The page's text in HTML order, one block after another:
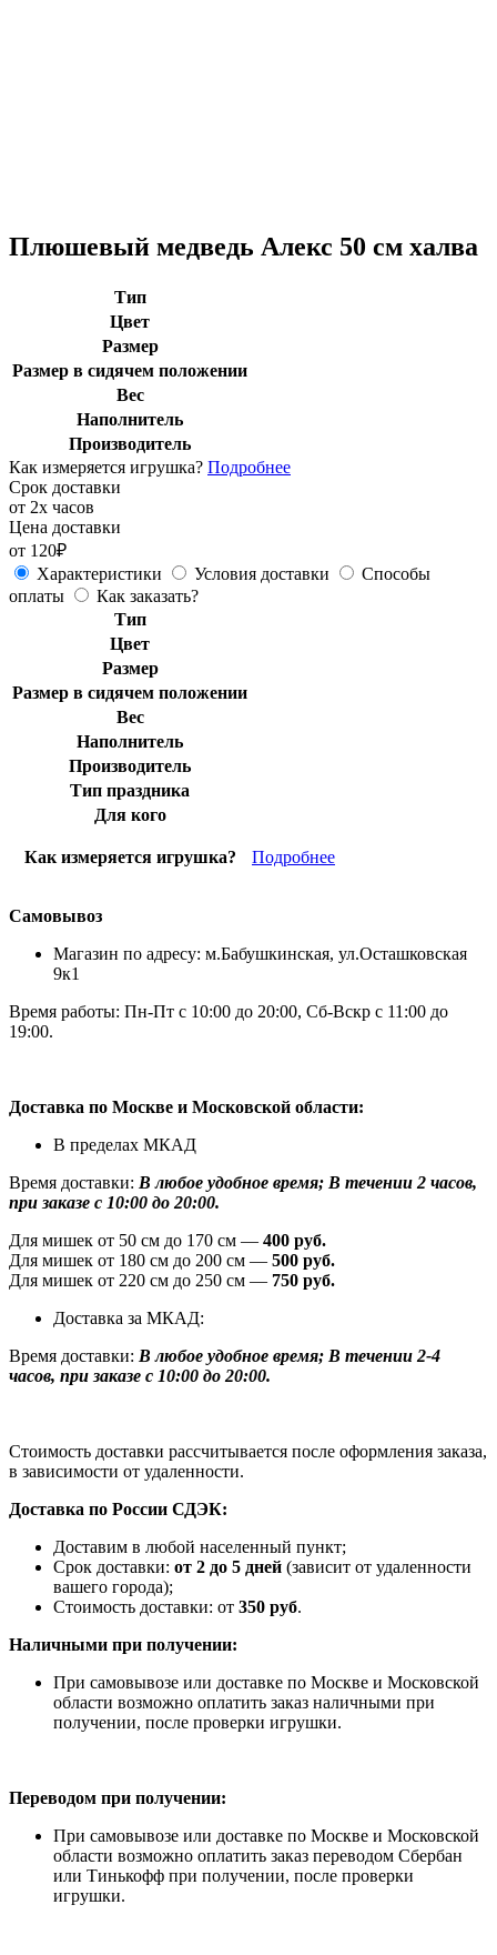
Плюшевый медведь Алекс 50 см халва
Тип
Цвет
Размер
Размер в сидячем положении
Вес
Наполнитель
Производитель
Как измеряется игрушка? Подробнее
Срок доставки
от 2х часов
Цена доставки
от 120₽
Характеристики
Условия доставки
Способы
оплаты
Как заказать?
Тип
Цвет
Размер
Размер в сидячем положении
Вес
Наполнитель
Производитель
Тип праздника
Для кого
Как измеряется игрушка? Подробнее
Самовывоз
Магазин по адресу: м.Бабушкинская, ул.Осташковская
9к1
Время работы: Пн-Пт с 10:00 до 20:00, Сб-Вскр с 11:00 до
19:00.
Доставка по Москве и Московской области:
В пределах МКАД
Время доставки: В любое удобное время; В течении 2 часов,
при заказе с 10:00 до 20:00.
Для мишек от 50 см до 170 см — 400 руб.
Для мишек от 180 см до 200 см — 500 руб.
Для мишек от 220 см до 250 см — 750 руб.
Доставка за МКАД:
Время доставки: В любое удобное время; В течении 2-4
часов, при заказе с 10:00 до 20:00.
Стоимость доставки рассчитывается после оформления заказа,
в зависимости от удаленности.
Доставка по России СДЭК:
Доставим в любой населенный пункт;
Срок доставки: от 2 до 5 дней (зависит от удаленности
вашего города);
Стоимость доставки: от 350 руб.
Наличными при получении:
При самовывозе или доставке по Москве и Московской
области возможно оплатить заказ наличными при
получении, после проверки игрушки.
Переводом при получении:
При самовывозе или доставке по Москве и Московской
области возможно оплатить заказ переводом Сбербан
или Тинькофф при получении, после проверки
игрушки.